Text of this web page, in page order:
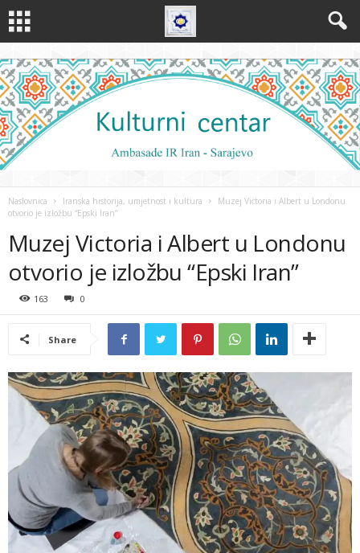
Naslovnica Iranska historija, umjetnost i kultura
Muzej Victoria i Albert u Londonu
otvorio je izložbu “Epski Iran”
Muzej Victoria i Albert u Londonu
otvorio je izložbu “Epski Iran”
163 0
Share